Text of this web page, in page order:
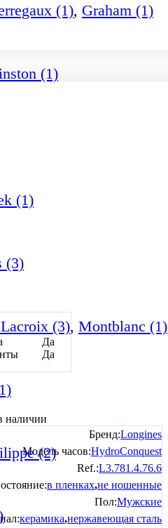
(1), Graham (1)
(1)
(1)
(3)
(3), Montblanc (1)
(2)
Да
Да
наличии
Бренд:Longines
Модель часов:HydroConquest
Ref.:L3.781.4.76.6
в пленках,не ношенные
Пол:Мужские
керамика,нержавеющая сталь